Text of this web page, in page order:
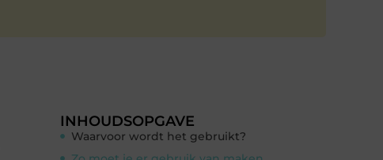
INHOUDSOPGAVE
Waarvoor wordt het gebruikt?